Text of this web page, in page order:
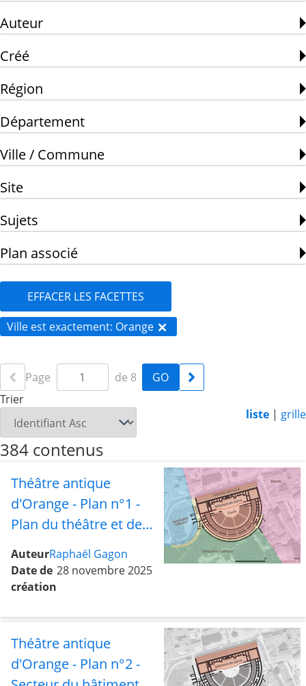
Auteur
Créé
Région
Département
Ville / Commune
Site
Sujets
Plan associé
EFFACER LES FACETTES
Ville est exactement Orange
Page
de 8
Trier
liste | grille
384 contenus
Théâtre antique
d'Orange - Plan n°1 -
Plan du théâtre et des
différents secteurs
AuteurRaphaël Gagon
Date de
création
28 novembre 2025
Théâtre antique
d'Orange - Plan n°2 -